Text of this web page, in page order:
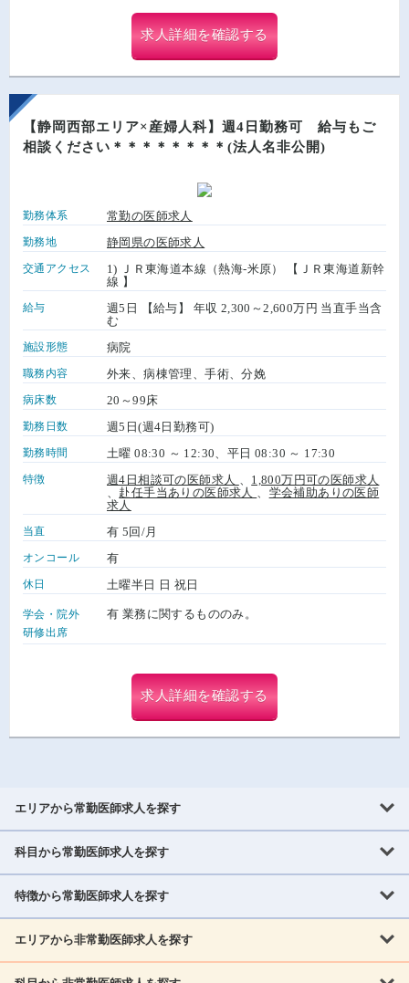
求人詳細を確認する
【静岡西部エリア×産婦人科】週4日勤務可 給与もご
相談ください＊＊＊＊＊＊＊＊(法人名非公開)
勤務体系 常勤の医師求人
勤務地 静岡県の医師求人
交通アクセス
1) ＪＲ東海道本線（熱海-米原） 【ＪＲ東海道新幹
線 】
給与
週5日 【給与】 年収 2,300～2,600万円 当直手当含
む
施設形態 病院
職務内容 外来、病棟管理、手術、分娩
病床数 20～99床
勤務日数 週5日(週4日勤務可)
勤務時間 土曜 08:30 ～ 12:30、平日 08:30 ～ 17:30
特徴 週4日相談可の医師求人
1,800万円可の医師求人
赴任手当ありの医師求人
学会補助ありの医師
求人
当直 有 5回/月
オンコール 有
休日 土曜半日 日 祝日
学会・院外
研修出席
有 業務に関するもののみ。
求人詳細を確認する
エリアから常勤医師求人を探す
北海道・東北
北海道 青森県 岩手県
科目から常勤医師求人を探す
内科系
消化器科 呼吸器科
特徴から常勤医師求人を探す
救急対応なし 女性医師歓迎
エリアから非常勤医師求人を探す